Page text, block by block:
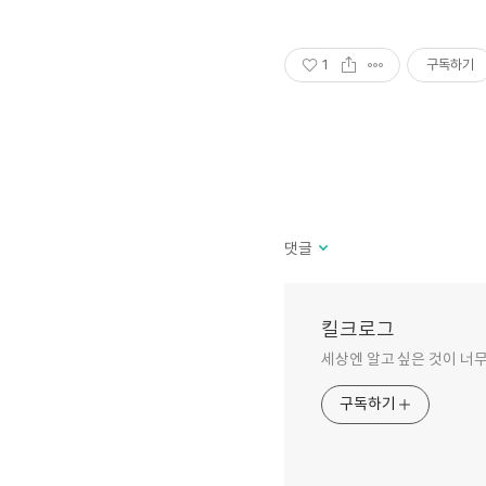
1 구독하기
댓글
킬크로그
세상엔 알고 싶은 것이 너
구독하기